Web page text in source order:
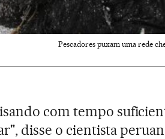
Pescadores puxam uma rede
com tempo
disse o cientista